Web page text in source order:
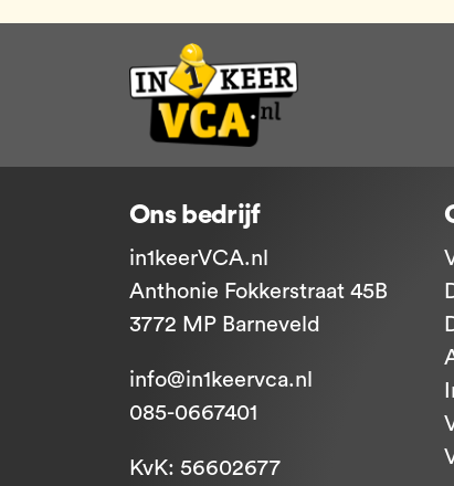
Ons bedrijf
in1keerVCA.nl
Anthonie Fokkerstraat 45B
3772 MP Barneveld
info@in1keervca.nl
085-0667401
KvK: 56602677